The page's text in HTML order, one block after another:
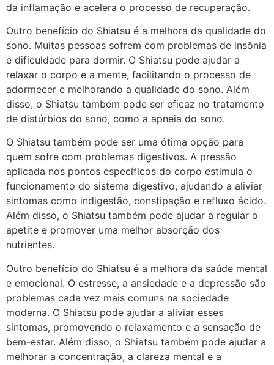
da inflamação e acelera o processo de recuperação.
Outro benefício do Shiatsu é a melhora da qualidade do
sono. Muitas pessoas sofrem com problemas de insônia
e dificuldade para dormir. O Shiatsu pode ajudar a
relaxar o corpo e a mente, facilitando o processo de
adormecer e melhorando a qualidade do sono. Além
disso, o Shiatsu também pode ser eficaz no tratamento
de distúrbios do sono, como a apneia do sono.
O Shiatsu também pode ser uma ótima opção para
quem sofre com problemas digestivos. A pressão
aplicada nos pontos específicos do corpo estimula o
funcionamento do sistema digestivo, ajudando a aliviar
sintomas como indigestão, constipação e refluxo ácido.
Além disso, o Shiatsu também pode ajudar a regular o
apetite e promover uma melhor absorção dos
nutrientes.
Outro benefício do Shiatsu é a melhora da saúde mental
e emocional. O estresse, a ansiedade e a depressão são
problemas cada vez mais comuns na sociedade
moderna. O Shiatsu pode ajudar a aliviar esses
sintomas, promovendo o relaxamento e a sensação de
bem-estar. Além disso, o Shiatsu também pode ajudar a
melhorar a concentração, a clareza mental e a